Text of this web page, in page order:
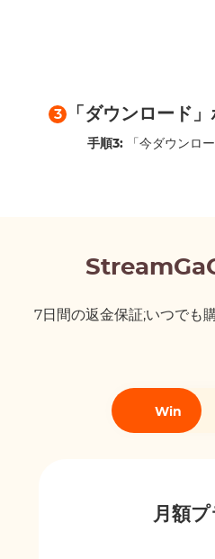
3 「ダウンロード
手順3: 「今ダウンロ
7日間の返金保証;いつでも
Win
月額